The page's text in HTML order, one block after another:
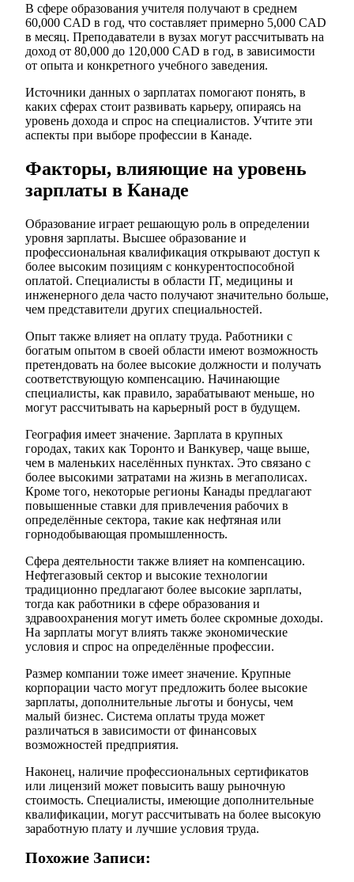
В сфере образования учителя получают в среднем
60,000 CAD в год, что составляет примерно 5,000 CAD
в месяц. Преподаватели в вузах могут рассчитывать на
доход от 80,000 до 120,000 CAD в год, в зависимости
от опыта и конкретного учебного заведения.
Источники данных о зарплатах помогают понять, в
каких сферах стоит развивать карьеру, опираясь на
уровень дохода и спрос на специалистов. Учтите эти
аспекты при выборе профессии в Канаде.
Факторы, влияющие на уровень
зарплаты в Канаде
Образование играет решающую роль в определении
уровня зарплаты. Высшее образование и
профессиональная квалификация открывают доступ к
более высоким позициям с конкурентоспособной
оплатой. Специалисты в области IT, медицины и
инженерного дела часто получают значительно больше,
чем представители других специальностей.
Опыт также влияет на оплату труда. Работники с
богатым опытом в своей области имеют возможность
претендовать на более высокие должности и получать
соответствующую компенсацию. Начинающие
специалисты, как правило, зарабатывают меньше, но
могут рассчитывать на карьерный рост в будущем.
География имеет значение. Зарплата в крупных
городах, таких как Торонто и Ванкувер, чаще выше,
чем в маленьких населённых пунктах. Это связано с
более высокими затратами на жизнь в мегаполисах.
Кроме того, некоторые регионы Канады предлагают
повышенные ставки для привлечения рабочих в
определённые сектора, такие как нефтяная или
горнодобывающая промышленность.
Сфера деятельности также влияет на компенсацию.
Нефтегазовый сектор и высокие технологии
традиционно предлагают более высокие зарплаты,
тогда как работники в сфере образования и
здравоохранения могут иметь более скромные доходы.
На зарплаты могут влиять также экономические
условия и спрос на определённые профессии.
Размер компании тоже имеет значение. Крупные
корпорации часто могут предложить более высокие
зарплаты, дополнительные льготы и бонусы, чем
малый бизнес. Система оплаты труда может
различаться в зависимости от финансовых
возможностей предприятия.
Наконец, наличие профессиональных сертификатов
или лицензий может повысить вашу рыночную
стоимость. Специалисты, имеющие дополнительные
квалификации, могут рассчитывать на более высокую
заработную плату и лучшие условия труда.
Похожие Записи: